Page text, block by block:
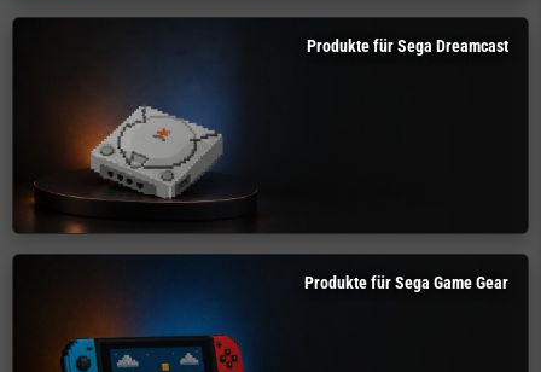
Produkte für Sega Dreamcast
Produkte für Sega Game Gear